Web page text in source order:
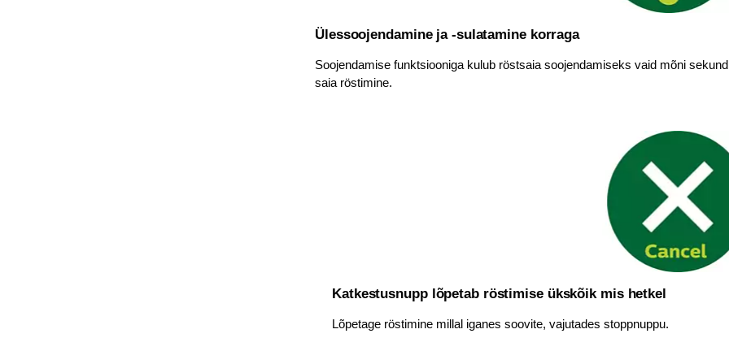
Ülessoojendamine ja -sulatamine korraga
Soojendamise funktsiooniga kulub röstsaia soojendamiseks vaid mõni
saia röstimine.
Katkestusnupp lõpetab röstimise ükskõik mis hetkel
Lõpetage röstimine millal iganes soovite, vajutades stoppnuppu.